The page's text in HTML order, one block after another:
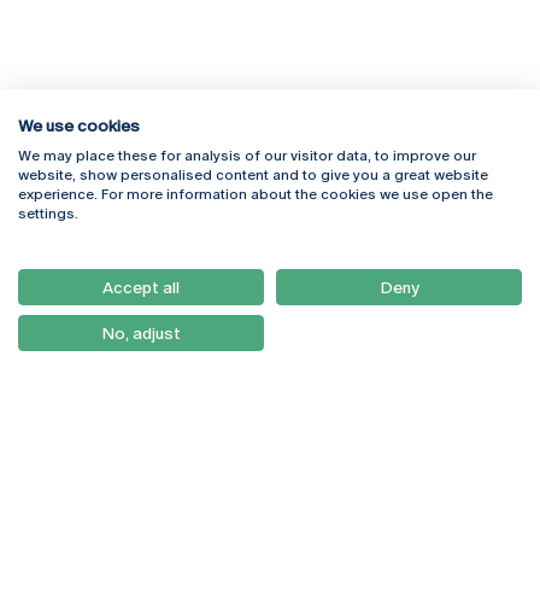
Rua Diogo Botelho 1327
4169-005 Porto
+351 226 196 240
Campus Online
Webmail
Como Chegar
Newsletter
We use cookies
We may place these for analysis of our visitor data, to improve our
website, show personalised content and to give you a great website
experience. For more information about the cookies we use open the
settings.
Accept all Deny
No, adjust